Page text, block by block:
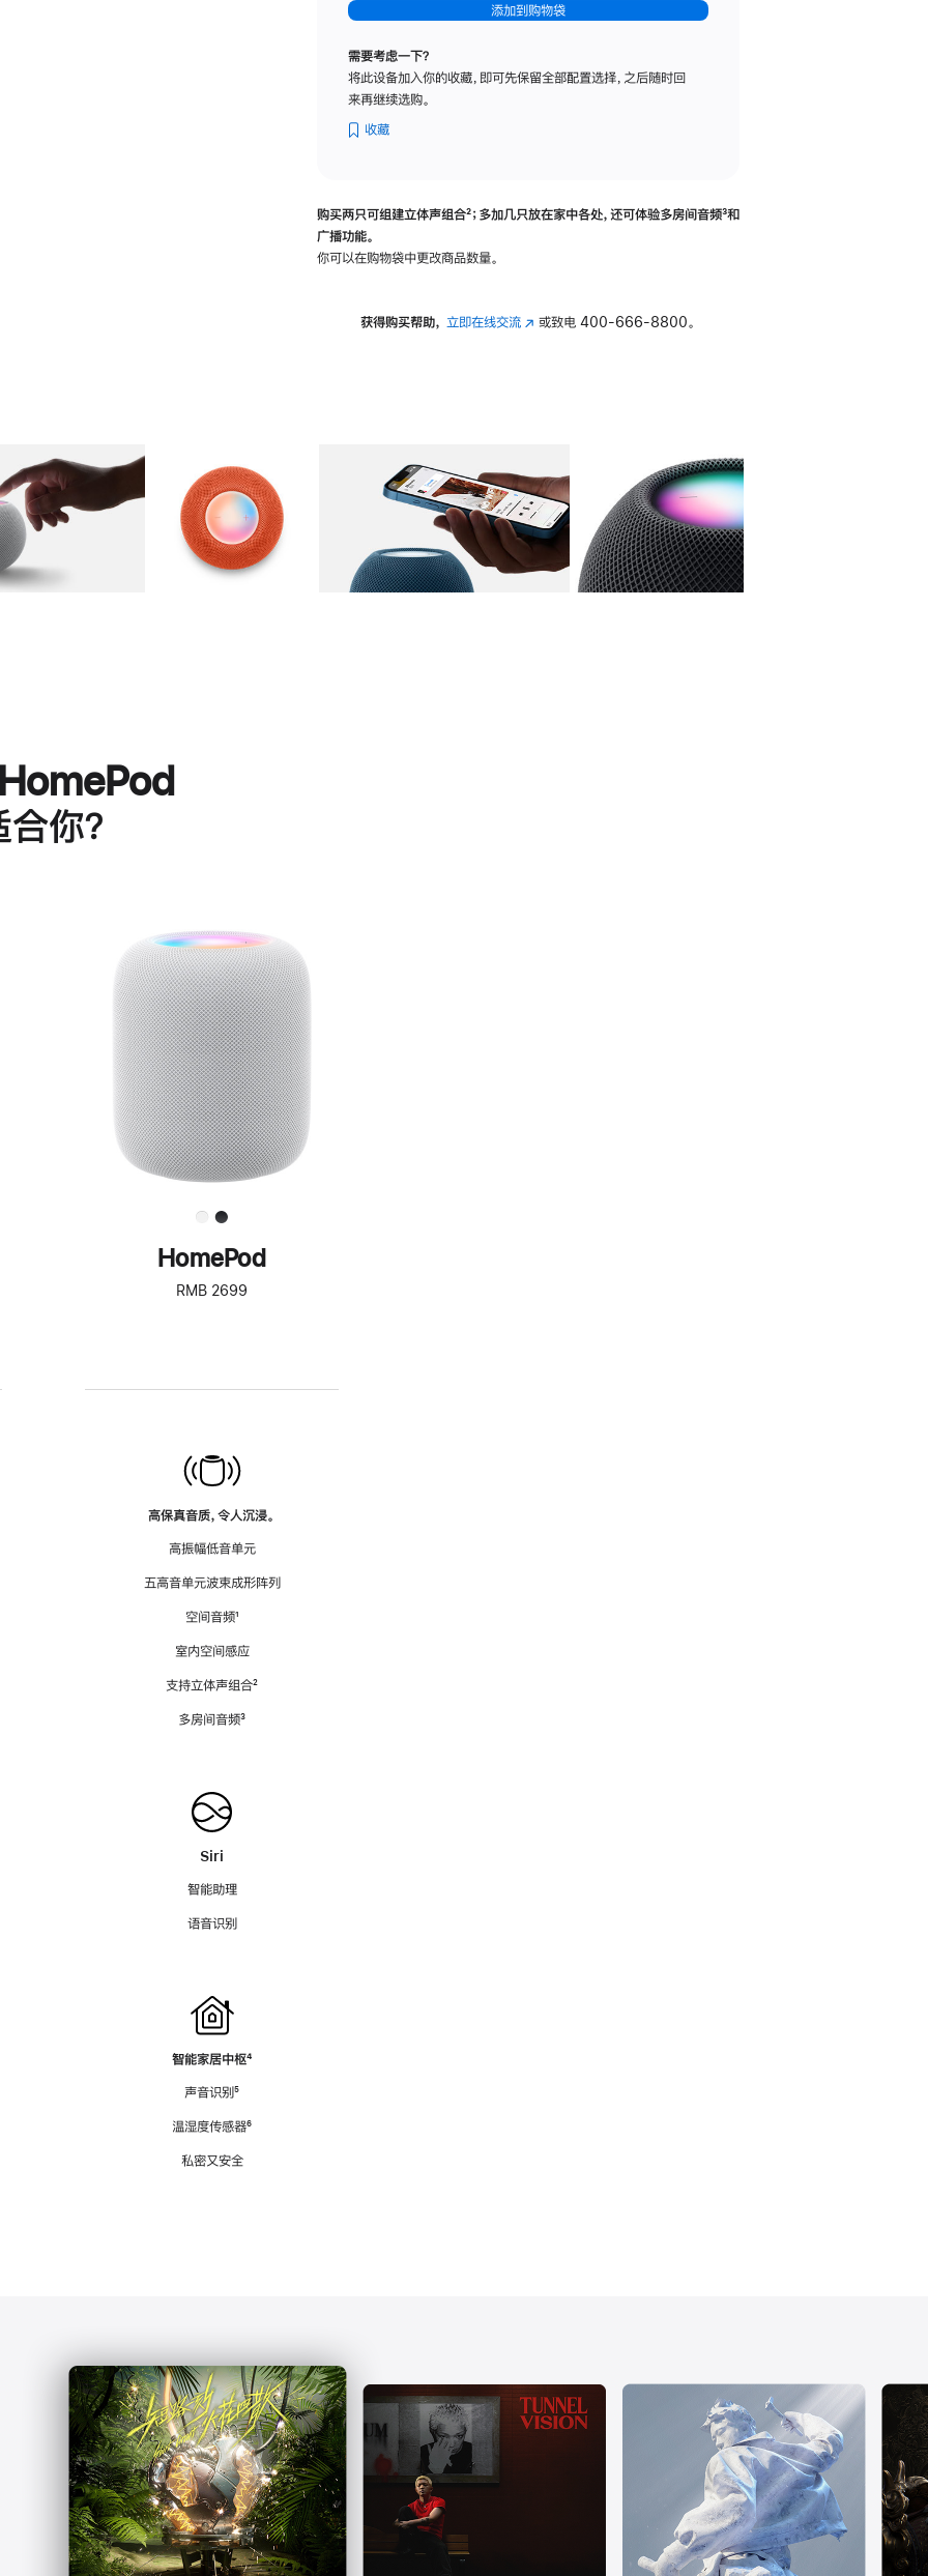
添加到购物袋
需要考虑一下？
将此设备加入你的收藏，即可先保留全部配置选择，之后随时回
来再继续选购。
收藏
购买两只可组建立体声组合脚
²；多加几只放在家中各处，还可体验多‍房‍间音频脚
³和
广播功能。
你可以在购物袋中更改商品数量。
获得购买帮助， 立即在线交流(在 或致电 400-666-8800。
图库 图像 图库 图像 图库 图像 4 图库 图像 5
你？
进
一
步
了
解
HomePod<
HomePod
RMB 2699
高保真音质，令人沉浸。
高振幅低音单元
五高音单元波束成形阵列
空间音频脚
¹
室内空间感应
支持立体声组合脚
²
多房间音频脚
³
Siri
智能助理
语音识别
智能家居中枢脚
⁴
声音识别脚
⁵
温湿度传感器脚
⁶
私密又安全